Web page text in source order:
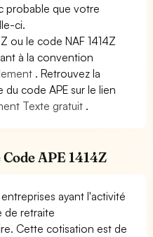
probable que votre
ci.
ou le code NAF 1414Z
à la convention
. Retrouvez la
code APE sur le lien
Texte gratuit .
APE 1414Z
ayant l'activité
de retraite
Cette cotisation est de